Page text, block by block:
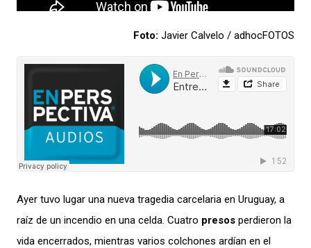
Foto: Javier Calvelo / adhocFOTOS
Ayer tuvo lugar una nueva tragedia carcelaria en Uruguay, a
raíz de un incendio en una celda. Cuatro presos perdieron la
vida encerrados, mientras varios colchones ardían en el